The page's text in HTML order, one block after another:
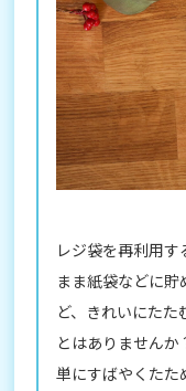
レジ袋を再利用
まま紙袋などに
ど、きれいにた
とはありません
単にすばやくた